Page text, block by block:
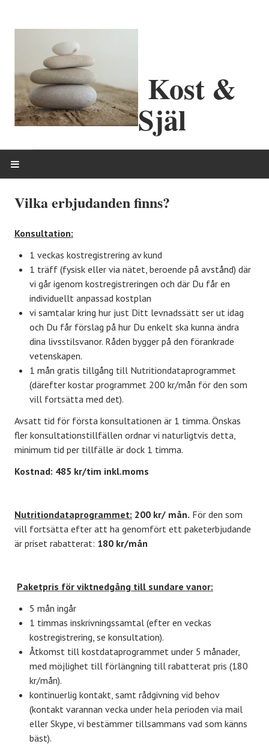
Kost &
Själ
ERBJUDANDEN
KONTAKT
LAVENDELGÖMMAN
INTEGRITETSPOLICY
RECEPT
INLOGGNING
Vilka erbjudanden finns?
Konsultation:
1 veckas kostregistrering av kund
1 träff (fysisk eller via nätet, beroende på avstånd) där
vi går igenom kostregistreringen och där Du får en
individuellt anpassad kostplan
vi samtalar kring hur just Ditt levnadssätt ser ut idag
och Du får förslag på hur Du enkelt ska kunna ändra
dina livsstilsvanor. Råden bygger på den förankrade
vetenskapen.
1 mån gratis tillgång till Nutritiondataprogrammet
(därefter kostar programmet 200 kr/mån för den som
vill fortsätta med det).
Avsatt tid för första konsultationen är 1 timma. Önskas
fler konsultationstillfällen ordnar vi naturligtvis detta,
minimum tid per tillfälle är dock 1 timma.
Kostnad: 485 kr/tim inkl.moms
Nutritiondataprogrammet: 200 kr/ mån. För den som
vill fortsätta efter att ha genomfört ett paketerbjudande
är priset rabatterat: 180 kr/mån
Paketpris för viktnedgång till sundare vanor:
5 mån ingår
1 timmas inskrivningssamtal (efter en veckas
kostregistrering, se konsultation).
Åtkomst till kostdataprogrammet under 5 månader,
med möjlighet till förlängning till rabatterat pris (180
kr/mån).
kontinuerlig kontakt, samt rådgivning vid behov
(kontakt varannan vecka under hela perioden via mail
eller Skype, vi bestämmer tillsammans vad som känns
bäst).